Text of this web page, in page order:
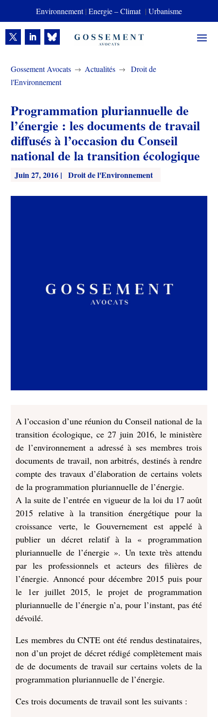
Environnement| Energie – Climat | Urbanisme
Gossement Avocats $ Actualités $
Droit de
l'Environnement
Programmation pluriannuelle de
l’énergie : les documents de travail
diffusés à l’occasion du Conseil
national de la transition écologique
Juin 27, 2016 | Droit de l'Environnement
A l’occasion d’une réunion du Conseil national de la
transition écologique, ce 27 juin 2016, le ministère
de l’environnement a adressé à ses membres trois
documents de travail, non arbitrés, destinés à rendre
compte des travaux d’élaboration de certains volets
de la programmation pluriannuelle de l’énergie.
A la suite de l’entrée en vigueur de la loi du 17 août
2015 relative à la transition énergétique pour la
croissance verte, le Gouvernement est appelé à
publier un décret relatif à la « programmation
pluriannuelle de l’énergie ». Un texte très attendu
par les professionnels et acteurs des filières de
l’énergie. Annoncé pour décembre 2015 puis pour
le 1er juillet 2015, le projet de programmation
pluriannuelle de l’énergie n’a, pour l’instant, pas été
dévoilé.
Les membres du CNTE ont été rendus destinataires,
non d’un projet de décret rédigé complètement mais
de de documents de travail sur certains volets de la
programmation pluriannuelle de l’énergie.
Ces trois documents de travail sont les suivants :